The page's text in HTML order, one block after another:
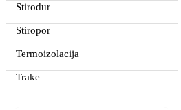
Stirodur
Stiropor
Termoizolacija
Trake